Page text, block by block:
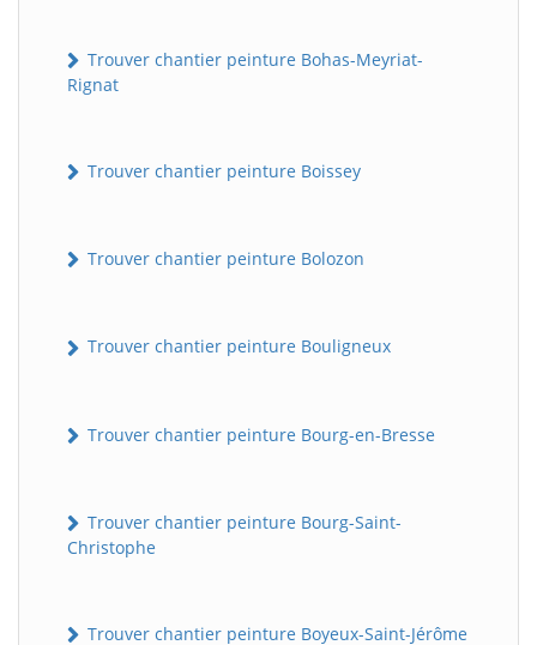
Trouver chantier peinture Bohas-Meyriat-
Rignat
Trouver chantier peinture Boissey
Trouver chantier peinture Bolozon
Trouver chantier peinture Bouligneux
Trouver chantier peinture Bourg-en-Bresse
Trouver chantier peinture Bourg-Saint-
Christophe
Trouver chantier peinture Boyeux-Saint-Jérôme